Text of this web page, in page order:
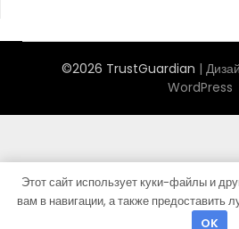
©2026 TrustGuardian |
WordPress
Этот сайт использует куки-файлы и
вам в навигации, а также предоставить
OK